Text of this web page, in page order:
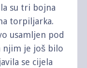
su tri bojna
torpiljarka.
usamljen pod
njim je još bilo
se cijela